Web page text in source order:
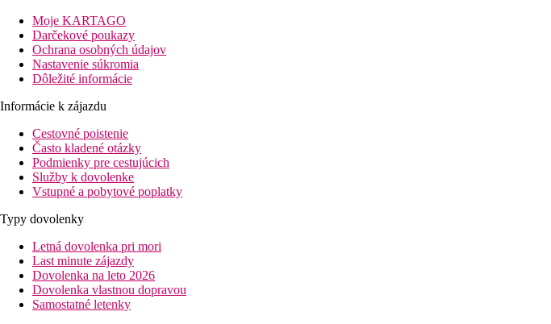
K vonkajšiemu vybaveniu hotela patrí bazén so sladkou vodou. Bar pri bazéne ponúka hosťom
Stravovanie:
Raňajky formou bufetu.
Šport/ voľný čas:
Športová a voľnočasová ponuka: fitness. Požičovňa bicyklov. Ponuka wellness: kúpeľná oblasť a
Ďalšie informácie:
Využitie niektorých zariadení a aktivít môže byť spoplatnené navyše. Niektoré služby sú závislé od
Štandard Izba Pre Rodinu:
Izby sú vybavené minibarom (za poplatok), internetom (zadarmo), trezorom (zadarmo) a satelit.TV
Štandard Izba:
Izby sú vybavené minibarom (za poplatok), internetom (zadarmo), trezorom (zadarmo) a satelit.TV
Štandard Izba (Economy):
Izby sú vybavené minibarom (za poplatok), internetom (zadarmo), trezorom (zadarmo) a satelit.TV
Superior Pokoj (Balkón Nebo Terasa):
Izby sú vybavené minibarom (za poplatok), balkónom, internetom (zdarma), trezorom (zdarma) a
Moje KARTAGO
Darčekové poukazy
Ochrana osobných údajov
Nastavenie súkromia
Dôležité informácie
Informácie k zájazdu
Cestovné poistenie
Často kladené otázky
Podmienky pre cestujúcich
Služby k dovolenke
Vstupné a pobytové poplatky
Typy dovolenky
Letná dovolenka pri mori
Last minute zájazdy
Dovolenka na leto 2026
Dovolenka vlastnou dopravou
Samostatné letenky